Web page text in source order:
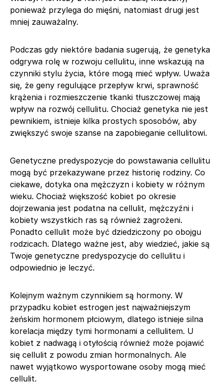
ponieważ przylega do mięśni, natomiast drugi jest
mniej zauważalny.
Podczas gdy niektóre badania sugerują, że genetyka
odgrywa rolę w rozwoju cellulitu, inne wskazują na
czynniki stylu życia, które mogą mieć wpływ. Uważa
się, że geny regulujące przepływ krwi, sprawność
krążenia i rozmieszczenie tkanki tłuszczowej mają
wpływ na rozwój cellulitu. Chociaż genetyka nie jest
pewnikiem, istnieje kilka prostych sposobów, aby
zwiększyć swoje szanse na zapobieganie cellulitowi.
Genetyczne predyspozycje do powstawania cellulitu
mogą być przekazywane przez historię rodziny. Co
ciekawe, dotyka ona mężczyzn i kobiety w różnym
wieku. Chociaż większość kobiet po okresie
dojrzewania jest podatna na cellulit, mężczyźni i
kobiety wszystkich ras są również zagrożeni.
Ponadto cellulit może być dziedziczony po obojgu
rodzicach. Dlatego ważne jest, aby wiedzieć, jakie są
Twoje genetyczne predyspozycje do cellulitu i
odpowiednio je leczyć.
Kolejnym ważnym czynnikiem są hormony. W
przypadku kobiet estrogen jest najważniejszym
żeńskim hormonem płciowym, dlatego istnieje silna
korelacja między tymi hormonami a cellulitem. U
kobiet z nadwagą i otyłością również może pojawić
się cellulit z powodu zmian hormonalnych. Ale
nawet wyjątkowo wysportowane osoby mogą mieć
cellulit.